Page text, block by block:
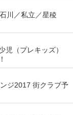
石川／私立／星稜
児（プレキッズ）
ジ2017 街クラブ予